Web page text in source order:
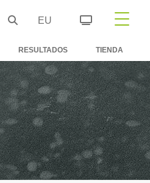
EU
RESULTADOS TIENDA